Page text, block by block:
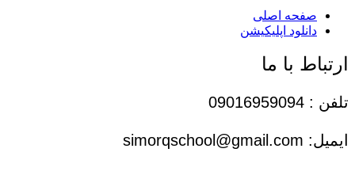
صفحه اصلی
دانلود اپلیکیشن
ارتباط با ما
تلفن : 09016959094
ایمیل: simorqschool@gmail.com